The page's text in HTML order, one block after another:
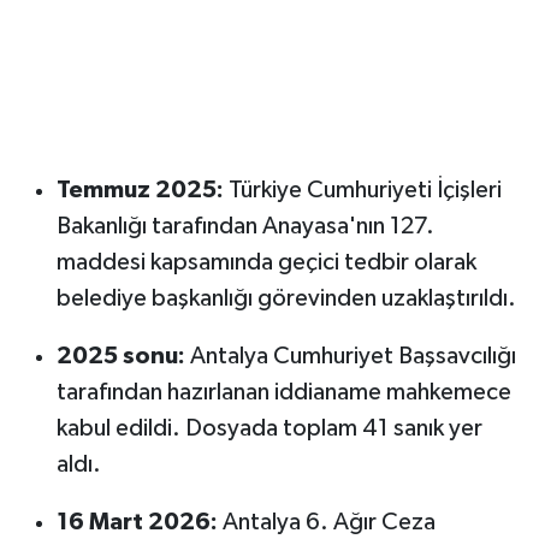
Temmuz 2025: Türkiye Cumhuriyeti İçişleri
Bakanlığı tarafından Anayasa'nın 127.
maddesi kapsamında geçici tedbir olarak
belediye başkanlığı görevinden uzaklaştırıldı.
2025 sonu: Antalya Cumhuriyet Başsavcılığı
tarafından hazırlanan iddianame mahkemece
kabul edildi. Dosyada toplam 41 sanık yer
aldı.
16 Mart 2026: Antalya 6. Ağır Ceza